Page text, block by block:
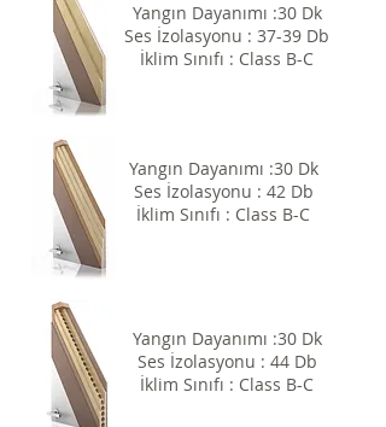
Yangın Dayanımı :30 Dk
Ses İzolasyonu : 37-39 Db
İklim Sınıfı : Class B-C
Yangın Dayanımı :30 Dk
Ses İzolasyonu : 42 Db
İklim Sınıfı : Class B-C
Yangın Dayanımı :30 Dk
Ses İzolasyonu : 44 Db
İklim Sınıfı : Class B-C